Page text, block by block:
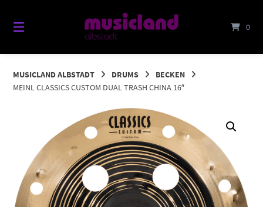
Inhalt
0
MUSICLAND ALBSTADT DRUMS
BECKEN
MEINL CLASSICS CUSTOM DUAL TRASH CHINA 16″